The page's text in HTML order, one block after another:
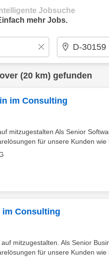
Jobsuche
mehr Jobs.
(20 km) gefunden
im Consulting
mitzugestalten Als Senior
für unsere Kunden wie
Consulting
mitzugestalten. Als Senior
für unsere Kunden wie